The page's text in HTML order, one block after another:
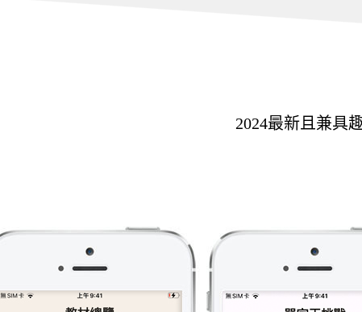
2024最新且兼具